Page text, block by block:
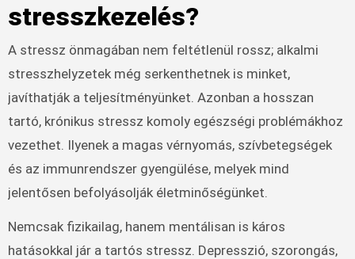
stresszkezelés?
A stressz önmagában nem feltétlenül rossz; alkalmi
stresszhelyzetek még serkenthetnek is minket,
javíthatják a teljesítményünket. Azonban a hosszan
tartó, krónikus stressz komoly egészségi problémákhoz
vezethet. Ilyenek a magas vérnyomás, szívbetegségek
és az immunrendszer gyengülése, melyek mind
jelentősen befolyásolják életminőségünket.
Nemcsak fizikailag, hanem mentálisan is káros
hatásokkal jár a tartós stressz. Depresszió, szorongás,